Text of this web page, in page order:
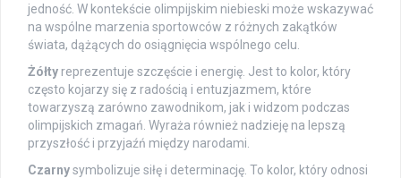
jedność. W kontekście olimpijskim niebieski może wskazywać
na wspólne marzenia sportowców z różnych zakątków
świata, dążących do osiągnięcia wspólnego celu.
Żółty reprezentuje szczęście i energię. Jest to kolor, który
często kojarzy się z radością i entuzjazmem, które
towarzyszą zarówno zawodnikom, jak i widzom podczas
olimpijskich zmagań. Wyraża również nadzieję na lepszą
przyszłość i przyjaźń między narodami.
Czarnysymbolizuje siłę i determinację. To kolor, który odnosi